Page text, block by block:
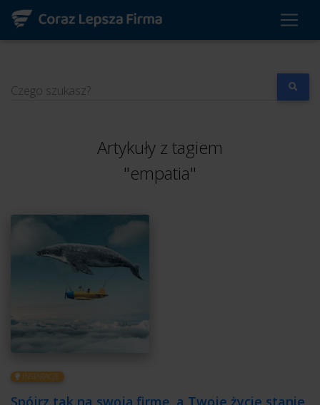
Czego szukasz?
Artykuły z tagiem
"empatia"
INSPIRACJE
Spójrz tak na swoją firmę, a Twoje życie stanie